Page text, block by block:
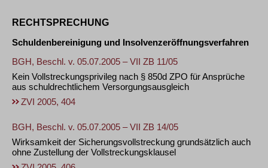
RECHTSPRECHUNG
Schuldenbereinigung und Insolvenzeröffnungsverfahren
BGH, Beschl. v. 05.07.2005 – VII ZB 11/05
Kein Vollstreckungsprivileg nach § 850d ZPO für Ansprüche
aus schuldrechtlichem Versorgungsausgleich
ZVI 2005, 404
BGH, Beschl. v. 05.07.2005 – VII ZB 14/05
Wirksamkeit der Sicherungsvollstreckung grundsätzlich auch
ohne Zustellung der Vollstreckungsklausel